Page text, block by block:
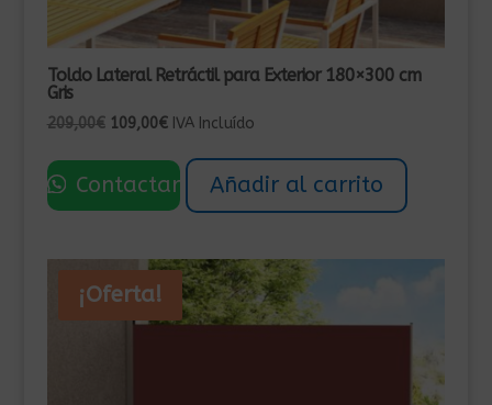
Toldo Lateral Retráctil para Exterior 180×300 cm
Gris
209,00€ El
original
era:
109,00€El
actual
es:
IVA Incluído
Contactar Añadir al carrito
¡Oferta!